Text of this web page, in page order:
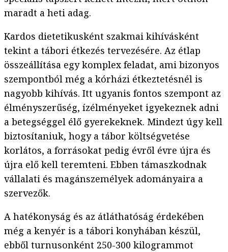
maradt a heti adag.
Kardos dietetikusként szakmai kihívásként
tekint a tábori étkezés tervezésére. Az étlap
összeállítása egy komplex feladat, ami bizonyos
szempontból még a kórházi étkeztetésnél is
nagyobb kihívás. Itt ugyanis fontos szempont az
élményszerűség, ízélményeket igyekeznek adni
a betegséggel élő gyerekeknek. Mindezt úgy kell
biztosítaniuk, hogy a tábor költségvetése
korlátos, a forrásokat pedig évről évre újra és
újra elő kell teremteni. Ebben támaszkodnak
vállalati és magánszemélyek adományaira a
szervezők.
A hatékonyság és az átláthatóság érdekében
még a kenyér is a tábori konyhában készül,
ebből turnusonként 250-300 kilogrammot